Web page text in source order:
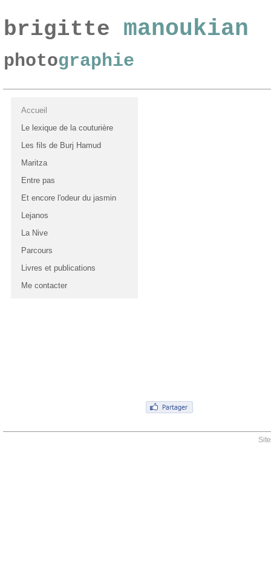
brigitte manoukian
photographie
Accueil
Le lexique de la couturière
Les fils de Burj Hamud
Maritza
Entre pas
Et encore l'odeur du jasmin
Lejanos
La Nive
Parcours
Livres et publications
Me contacter